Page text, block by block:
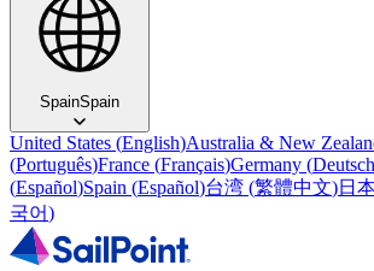
SpainSpain
United States (English)Australia & New
(Português)France (Français)Germany (Deutsch
(Español)Spain (Español)台湾 (繁體中文)日
국어)